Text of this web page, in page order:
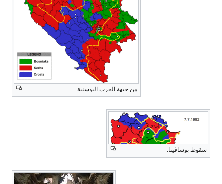
من جبهة الحرب البوسنية
سقوط پوساڤينا.